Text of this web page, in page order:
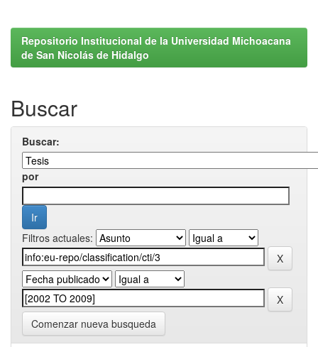
Repositorio Institucional de la Universidad Michoacana
de San Nicolás de Hidalgo
Buscar
Buscar:
por
Filtros actuales:
Comenzar nueva busqueda